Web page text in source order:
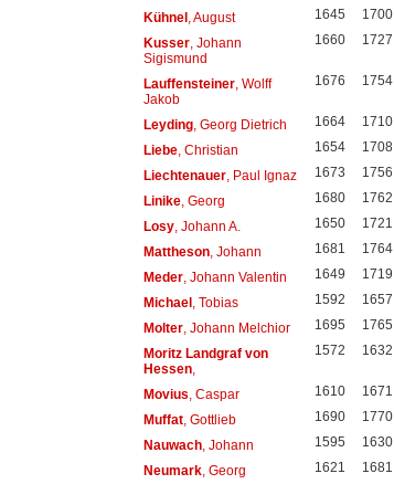
Kühnel, August 1645 1700
Kusser, Johann
Sigismund
1660 1727
Lauffensteiner, Wolff
Jakob
1676 1754
Leyding, Georg Dietrich 1664 1710
Liebe, Christian 1654 1708
Liechtenauer, Paul Ignaz 1673 1756
Linike, Georg 1680 1762
Losy, Johann A. 1650 1721
Mattheson, Johann 1681 1764
Meder, Johann Valentin 1649 1719
Michael, Tobias 1592 1657
Molter, Johann Melchior 1695 1765
Moritz Landgraf von
Hessen,
1572 1632
Movius , Caspar 1610 1671
Muffat, Gottlieb 1690 1770
Nauwach, Johann 1595 1630
Neumark, Georg 1621 1681